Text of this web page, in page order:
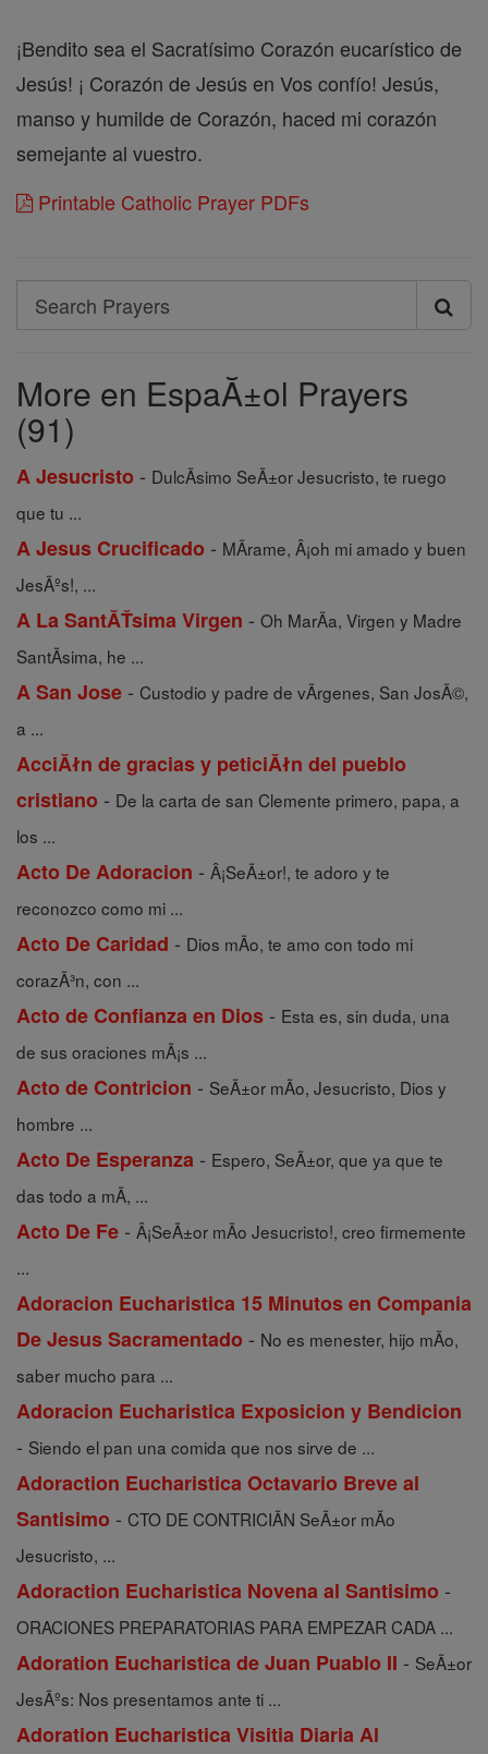
¡Bendito sea el Sacratísimo Corazón eucarístico de
Jesús! ¡ Corazón de Jesús en Vos confío! Jesús,
manso y humilde de Corazón, haced mi corazón
semejante al vuestro.
Printable Catholic Prayer PDFs
Search
Search
More en EspaĂ±ol Prayers
(91)
A Jesucristo - DulcÃ­simo SeÃ±or Jesucristo, te ruego
que tu ...
A Jesus Crucificado - MÃ­rame, Â¡oh mi amado y buen
JesÃºs!, ...
A La SantĂŤsima Virgen - Oh MarÃ­a, Virgen y Madre
SantÃ­sima, he ...
A San Jose - Custodio y padre de vÃ­rgenes, San JosÃ©,
a ...
AcciĂłn de gracias y peticiĂłn del pueblo
cristiano - De la carta de san Clemente primero, papa, a
los ...
Acto De Adoracion - Â¡SeÃ±or!, te adoro y te
reconozco como mi ...
Acto De Caridad - Dios mÃ­o, te amo con todo mi
corazÃ³n, con ...
Acto de Confianza en Dios - Esta es, sin duda, una
de sus oraciones mÃ¡s ...
Acto de Contricion - SeÃ±or mÃ­o, Jesucristo, Dios y
hombre ...
Acto De Esperanza - Espero, SeÃ±or, que ya que te
das todo a mÃ­, ...
Acto De Fe - Â¡SeÃ±or mÃ­o Jesucristo!, creo firmemente
...
Adoracion Eucharistica 15 Minutos en Compania
De Jesus Sacramentado - No es menester, hijo mÃ­o,
saber mucho para ...
Adoracion Eucharistica Exposicion y Bendicion
- Siendo el pan una comida que nos sirve de ...
Adoraction Eucharistica Octavario Breve al
Santisimo - CTO DE CONTRICIÃN SeÃ±or mÃ­o
Jesucristo, ...
Adoraction Eucharistica Novena al Santisimo -
ORACIONES PREPARATORIAS PARA EMPEZAR CADA ...
Adoration Eucharistica de Juan Puablo II - SeÃ±or
JesÃºs: Nos presentamos ante ti ...
Adoration Eucharistica Visitia Diaria Al